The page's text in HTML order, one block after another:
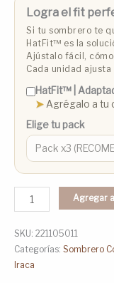
Logra el fit
Si tu sombrero te
HatFit™️ es la
Ajústalo fácil,
Cada unidad
HatFit™️ |
➤Agrégalo a tu
Elige tu pack
Agregar
SKU: 221105011
Categorías: Sombrero
Iraca